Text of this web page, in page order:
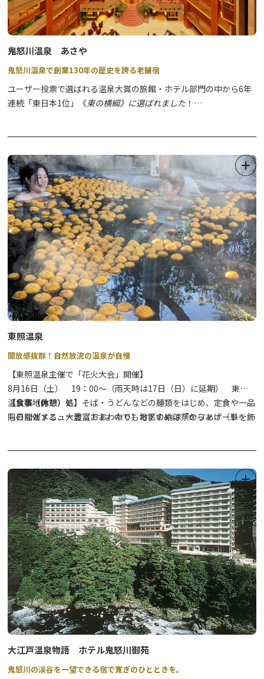
鬼怒川温泉 あさや
鬼怒川温泉で創業130年の歴史を誇る老舗宿
ユーザー投票で選ばれる温泉大賞の旅館・ホテル部門の中から6年
連続「東日本1位」《東の横綱》に選ばれました ！
自家源泉を所有しており、この源泉は『子宝の湯』と呼ばれ、昔か
ら多くのお客様に愛されています。
季節ごとに多彩な表情を映す山並みや、手に届きそうな満天の星、
湯の香が漂う空間には”やさしい風”が吹き、訪れる旅人たちの心を
魅了します。
また和洋中約100種類以上の料理が揃う人気のブッフェ（バイキン
グ）では、料理長こだわりの「あさや」特製カレーや、活気あるオ
ープンキッチンで調理する、焼き立てのステーキや、揚げ立ての天
ぷらなどがお楽しみいただけます。
東照温泉
開放感抜群！自然放流の温泉が自慢
【東照温泉主催で「花火大会」開催】
8月16日（土） 19：00～（雨天時は17日（日）に延期） 東照
温泉敷地内
同日開催する、大渡（おおわたり）地区の納涼祭のフィナーレを飾
泉質はアルカリ性単純温泉。湯量が豊富で、循環や沸かし返しでは
なく自然放流が自慢の日帰り温泉施設です。日光連山を望む露天風
呂は開放感たっぷりで、ゆったりと温泉を満喫できるようになって
います。年に一度の冬至の時には特別に露天風呂と内湯両方にユズ
が浮かべられ、ユズの香りが漂う中、贅沢な入浴時間を過ごせま
す。
※季節により冬至の日が異なりますので、実施日は施設に直接お問
い合わせ下さい。
【食事（休憩）処】 そば・うどんなどの麺類をはじめ、定食や一品
ものなどメニュー豊富です。中でもおすすめは「からあげ（単
大江戸温泉物語 ホテル鬼怒川御苑
鬼怒川の渓谷を一望できる宿で寛ぎのひとときを。